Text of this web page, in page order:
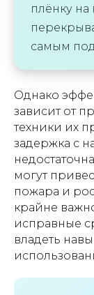
плёнку на
самым
Однако
зависит от
техники их
задержка с
могут
пожара и
крайне
исправные
владеть